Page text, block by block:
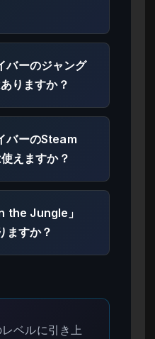
バーのジャング
りますか？
バーのSteam
えますか？
the Jungle」
ますか？
ベルに引き上